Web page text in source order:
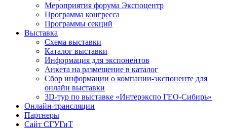
Мероприятия форума Экспоцентр
Программа конгресса
Программы секций
Выставка
Схема выставки
Каталог выставки
Информация для экспонентов
Анкета на размещение в каталог
Сбор информации о компании-экспоненте для
онлайн выставки
3D-тур по выставке «Интерэкспо ГЕО-Сибирь»
Онлайн-трансляции
Партнеры
Сайт СГУГиТ